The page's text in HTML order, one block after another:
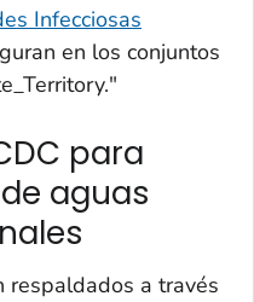
Infecciosas
en los conjuntos
para
aguas
respaldados a través